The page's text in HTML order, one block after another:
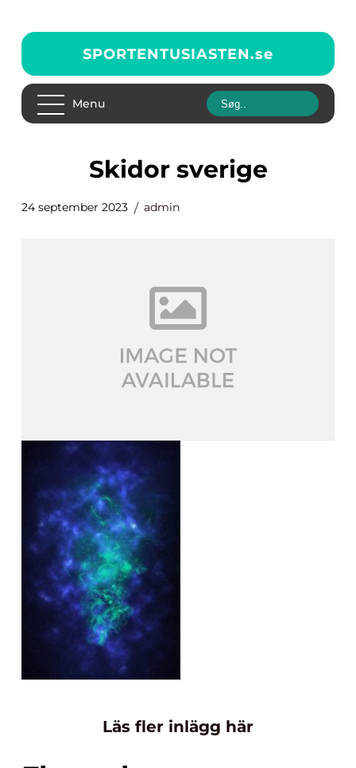
SPORTENTUSIASTEN.se
Menu
skidor sverige
24 september 2023 admin
Läs fler inlägg här